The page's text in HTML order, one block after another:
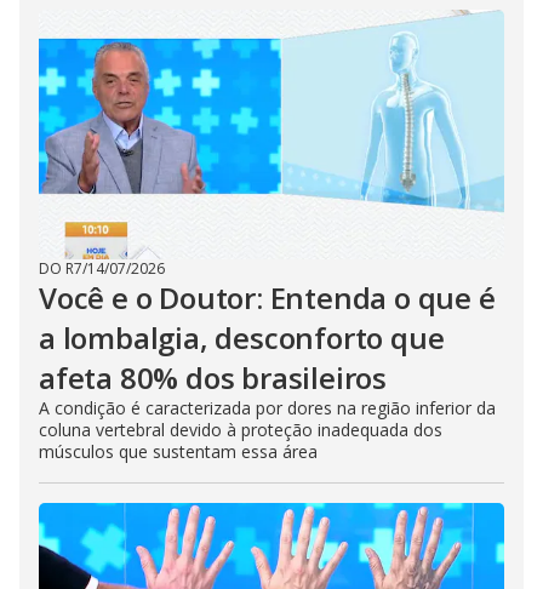
DO R7/14/07/2026
Você e o Doutor: Entenda o que é
a lombalgia, desconforto que
afeta 80% dos brasileiros
A condição é caracterizada por dores na região inferior da
coluna vertebral devido à proteção inadequada dos
músculos que sustentam essa área